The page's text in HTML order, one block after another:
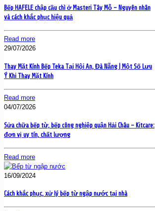
Bếp HAFELE chập cầu chì ở Masteri Tây Mỗ – Nguyên nhân
và cách khắc phục hiệu quả
Read more
29/07/2026
Thay Mặt Kính Bếp Teka Tại Hội An, Đà Nẵng | Một Số Lưu
Ý Khi Thay Mặt Kính
Read more
04/07/2026
Sửa chữa bếp từ, bếp công nghiệp quận Hải Châu – Kitcare:
đơn vị uy tín, chất lượng
Read more
16/09/2024
Cách khắc phục, xử lý bếp từ ngập nước tại nhà